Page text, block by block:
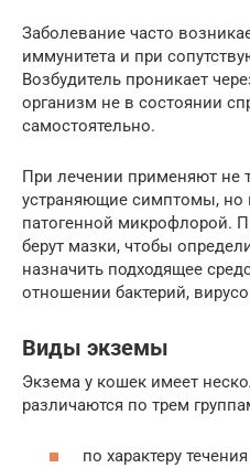
Заболевание часто
иммунитета и при
Возбудитель проникает
организм не в состоянии
самостоятельно.
При лечении применяют не
устраняющие симптомы, но
патогенной микрофлорой.
берут мазки, чтобы
назначить подходящее
отношении бактерий,
Виды экземы
Экзема у кошек имеет
различаются по трем
по характеру